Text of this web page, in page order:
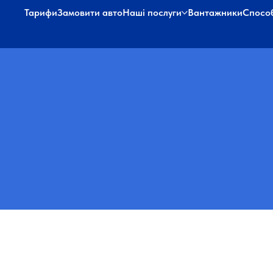
ТарифиЗамовити автоНаші послуги Вантажники